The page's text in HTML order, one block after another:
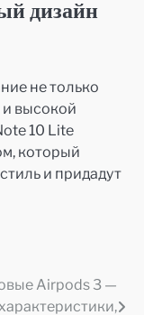
дизайн
не только
высокой
10 Lite
который
и придадут
Airpods 3 —